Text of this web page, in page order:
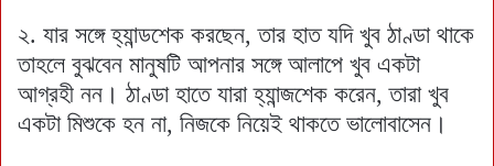
২. যার সঙ্গে হ্যান্ডশেক করছেন, তার হাত যদি খুব ঠাণ্ডা থাকে
তাহলে বুঝবেন মানুষটি আপনার সঙ্গে আলাপে খুব একটা
আগ্রহী নন। ঠাণ্ডা হাতে যারা হ্যান্জশেক করেন, তারা খুব
একটা মিশুকে হন না, নিজকে নিয়েই থাকতে ভালোবাসেন।